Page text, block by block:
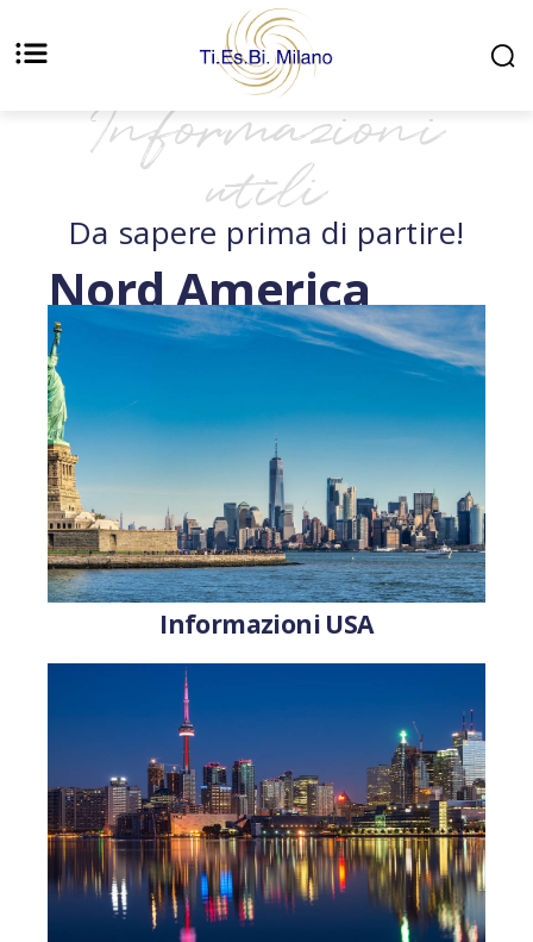
Informazioni
utili
Da sapere prima di partire!
Nord America
Informazioni USA